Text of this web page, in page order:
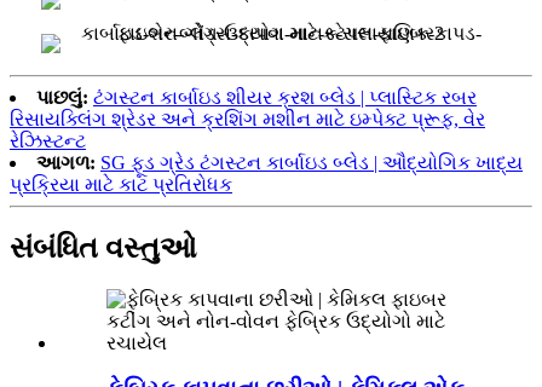
પાછલું: ટંગસ્ટન કાર્બાઇડ શીયર ક્રશ બ્લેડ | પ્લાસ્ટિક રબર
રિસાયક્લિંગ શ્રેડર અને ક્રશિંગ મશીન માટે ઇમ્પેક્ટ પ્રૂફ, વેર
રેઝિસ્ટન્ટ
આગળ: SG ફૂડ ગ્રેડ ટંગસ્ટન કાર્બાઇડ બ્લેડ | ઔદ્યોગિક ખાદ્ય
પ્રક્રિયા માટે કાટ પ્રતિરોધક
સંબંધિત વસ્તુઓ